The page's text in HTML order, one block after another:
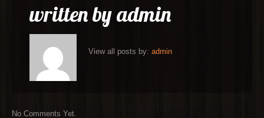
written byadmin
View all posts by: admin
No Comments Yet.